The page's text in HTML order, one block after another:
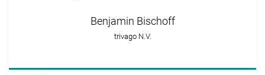
Benjamin Bischoff
trivago N.V.